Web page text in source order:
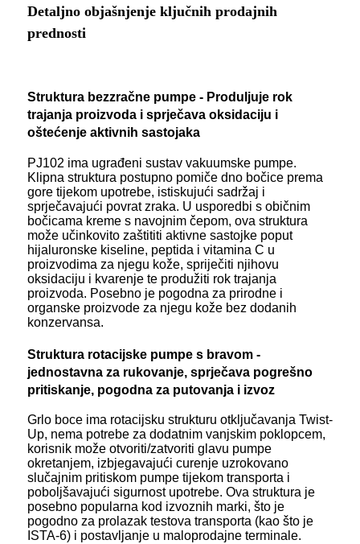
Detaljno objašnjenje ključnih prodajnih
prednosti
Struktura bezzračne pumpe - Produljuje rok
trajanja proizvoda i sprječava oksidaciju i
oštećenje aktivnih sastojaka
PJ102 ima ugrađeni sustav vakuumske pumpe.
Klipna struktura postupno pomiče dno bočice prema
gore tijekom upotrebe, istiskujući sadržaj i
sprječavajući povrat zraka. U usporedbi s običnim
bočicama kreme s navojnim čepom, ova struktura
može učinkovito zaštititi aktivne sastojke poput
hijaluronske kiseline, peptida i vitamina C u
proizvodima za njegu kože, spriječiti njihovu
oksidaciju i kvarenje te produžiti rok trajanja
proizvoda. Posebno je pogodna za prirodne i
organske proizvode za njegu kože bez dodanih
konzervansa.
Struktura rotacijske pumpe s bravom -
jednostavna za rukovanje, sprječava pogrešno
pritiskanje, pogodna za putovanja i izvoz
Grlo boce ima rotacijsku strukturu otključavanja Twist-
Up, nema potrebe za dodatnim vanjskim poklopcem,
korisnik može otvoriti/zatvoriti glavu pumpe
okretanjem, izbjegavajući curenje uzrokovano
slučajnim pritiskom pumpe tijekom transporta i
poboljšavajući sigurnost upotrebe. Ova struktura je
posebno popularna kod izvoznih marki, što je
pogodno za prolazak testova transporta (kao što je
ISTA-6) i postavljanje u maloprodajne terminale.